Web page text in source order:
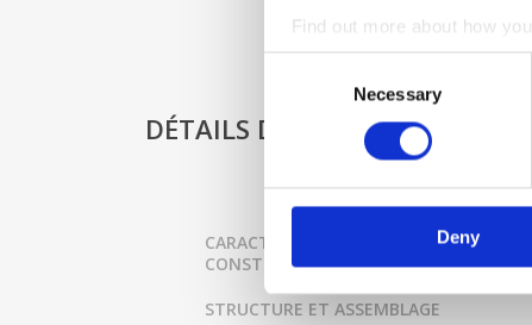
Find out more about how
We use cookies to
information about your use
other information that
Necessary
Deny
DÉTAILS DU PRODUIT
CARACTERISTIQUE DE
CONSTRUCTION
STRUCTURE ET ASSEMBLAGE